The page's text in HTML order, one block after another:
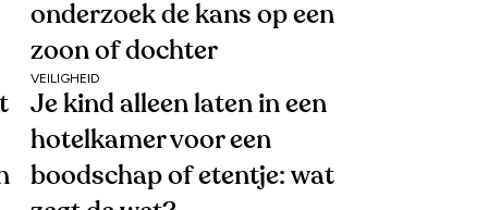
onderzoek de kans op een
zoon of dochter
VEILIGHEID
Je kind alleen laten in een
hotelkamer voor een
boodschap of etentje: wat